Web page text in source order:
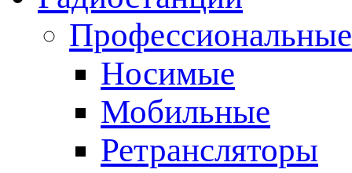
Носимые
Мобильные
Ретрансляторы